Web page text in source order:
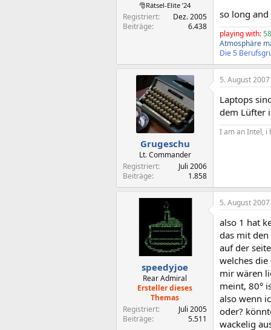
🎅Rätsel-Elite ’24
Registriert
Dez. 2005
Beiträge
6.438
so long and
playing with:
Atmosphäre
Die 5
Grugeschu
Lt. Commander
Registriert
Juli 2006
Beiträge
1.858
5. August 2007
Laptops
dem Lüfter
I am an Intel, i
speedyjoe
Rear Admiral
Ersteller dieses
Themas
Registriert
Juli 2005
Beiträge
5.511
5. August 2007
also 1 hat
das mit
auf der
welches
mir wären
meint, 80°
also wenn
oder?
wackelig